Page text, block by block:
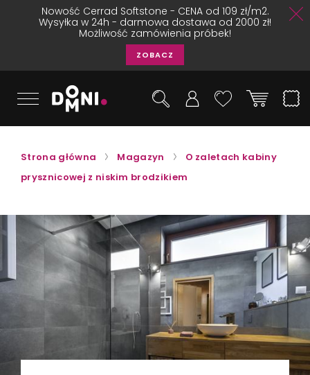
Nowość Cerrad Softstone - CENA od 109 zł/m2.
Wysyłka w 24h - darmowa dostawa od 2000 zł!
Możliwość zamówienia próbek!
ZOBACZ
Strona główna Magazyn
O zaletach kabiny
prysznicowej z niskim brodzikiem